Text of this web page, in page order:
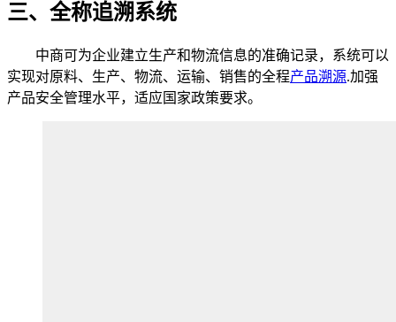
三、全称追溯系统
中商可为企业建立生产和物流信息的准确记录，系统可以
实现对原料、生产、物流、运输、销售的全程产品溯源.加强
产品安全管理水平，适应国家政策要求。